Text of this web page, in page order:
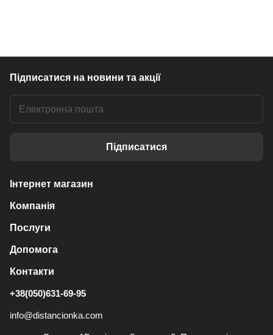
Підписатися на новини та акції
Підписатися
Інтернет магазин
Компанія
Послуги
Допомога
Контакти
+38(050)631-69-95
info@distancionka.com